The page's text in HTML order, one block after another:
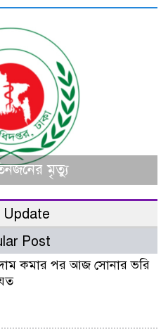
মৃত্যু
Update
Post
কমার পর আজ সোনার ভরি